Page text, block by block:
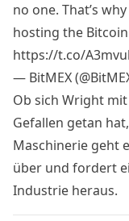
no one. That’s
hosting the
https://t.co/
— BitMEX
Ob sich Wright
Gefallen getan
Maschinerie geht
über und fordert
Industrie heraus.